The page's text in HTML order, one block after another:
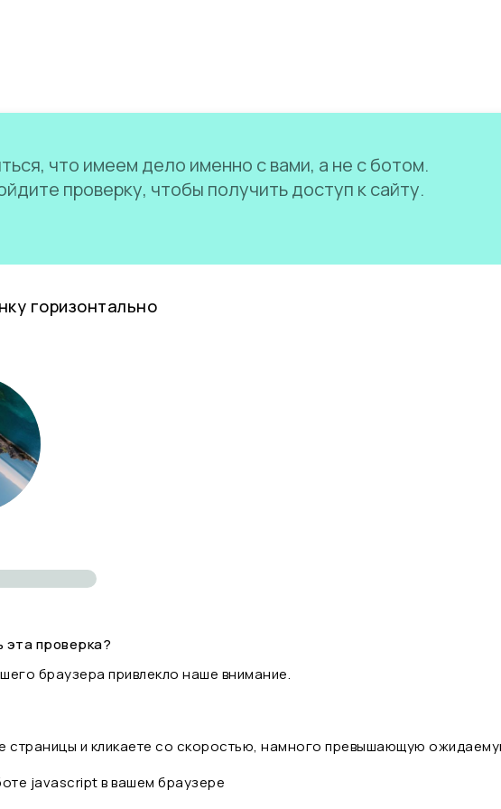
что имеем дело именно с вами, а не с ботом.
проверку, чтобы получить доступ к сайту.
горизонтально
эта проверка?
браузера привлекло наше внимание.
страницы и кликаете со скоростью, намного превышающую
javascript в вашем браузере